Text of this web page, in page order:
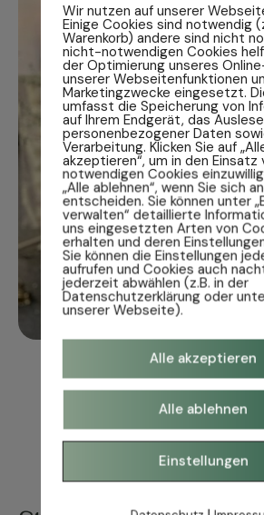
Wir nutzen auf unserer
Einige Cookies sind notwendig
Warenkorb) andere sind nicht
nicht-notwendigen Cookies
der Optimierung unseres
unserer Webseitenfunktionen
Marketingzwecke eingesetzt.
umfasst die Speicherung von
auf Ihrem Endgerät, das
personenbezogener Daten
Verarbeitung. Klicken Sie auf
akzeptieren“, um in den Einsatz
notwendigen Cookies
„Alle ablehnen“, wenn Sie sich
entscheiden. Sie können unter
verwalten“ detaillierte
uns eingesetzten Arten von
erhalten und deren
Sie können die Einstellungen
aufrufen und Cookies auch
jederzeit abwählen (z.B. in der
Datenschutzerklärung oder
unserer Webseite).
Alle akzeptieren
Alle ablehnen
Einstellungen